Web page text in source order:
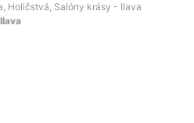
Holičstvá, Salóny krásy - Ilava